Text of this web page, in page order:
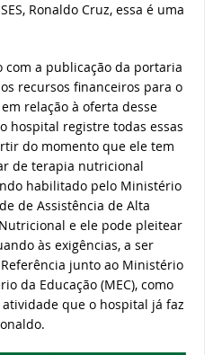
Ronaldo Cruz, essa é uma
a publicação da portaria
recursos financeiros para o
relação à oferta desse
hospital registre todas essas
do momento que ele tem
de terapia nutricional
habilitado pelo Ministério
de Assistência de Alta
e ele pode pleitear
às exigências, a ser
junto ao Ministério
da Educação (MEC), como
que o hospital já faz